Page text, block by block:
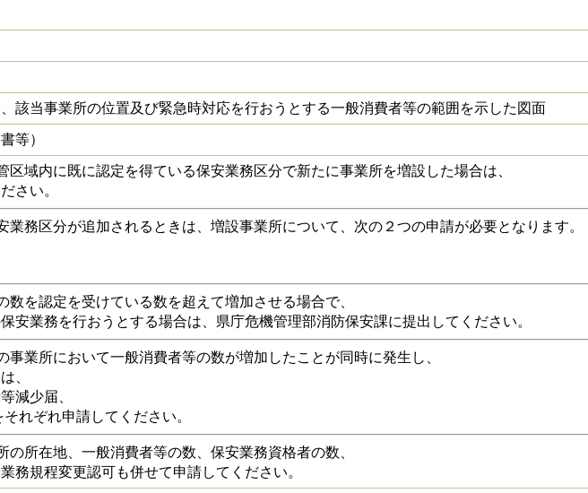
該当事業所の位置及び緊急時対応を行おうとする一般消費者等の範囲を示した図面
等）
域内に既に認定を得ている保安業務区分で新たに事業所を増設した場合は、
さい。
務区分が追加されるときは、増設事業所について、次の２つの申請が必要となります。
を認定を受けている数を超えて増加させる場合で、
業務を行おうとする場合は、県庁危機管理部消防保安課に提出してください。
業所において一般消費者等の数が増加したことが同時に発生し、
、
減少届、
れぞれ申請してください。
所在地、一般消費者等の数、保安業務資格者の数、
務規程変更認可も併せて申請してください。